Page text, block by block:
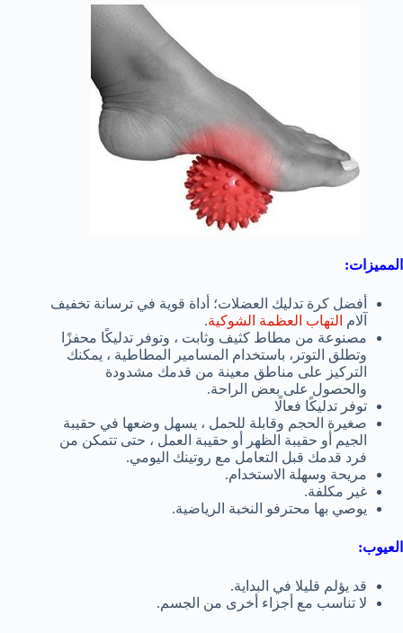
المميزات:
أفضل كرة تدليك العضلات؛ أداة قوية في ترسانة تخفيف
آلام التهاب العظمة الشوكية.
مصنوعة من مطاط كثيف وثابت ، وتوفر تدليكًا محفزًا
وتطلق التوتر، باستخدام المسامير المطاطية ، يمكنك
التركيز على مناطق معينة من قدمك مشدودة
والحصول على بعض الراحة.
توفر تدليكًا فعالًا
صغيرة الحجم وقابلة للحمل ، يسهل وضعها في حقيبة
الجيم أو حقيبة الظهر أو حقيبة العمل ، حتى تتمكن من
فرد قدمك قبل التعامل مع روتينك اليومي.
مريحة وسهلة الاستخدام.
غير مكلفة.
يوصي بها محترفو النخبة الرياضية.
العيوب:
قد يؤلم قليلا في البداية.
لا تناسب مع أجزاء أخرى من الجسم.